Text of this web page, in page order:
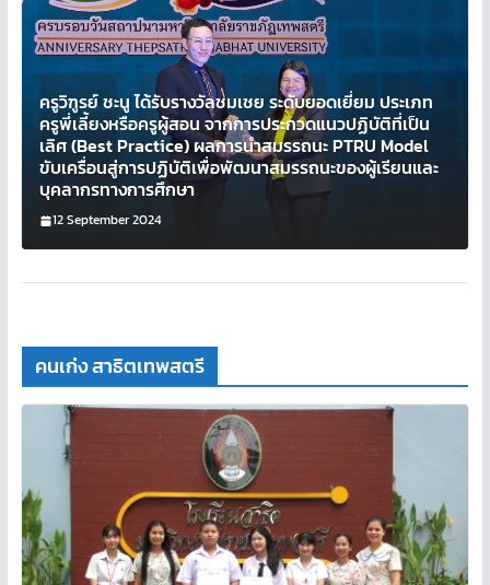
ครูวิฑูรย์ ชะนู ได้รับรางวัลชมเชย ระดับยอดเยี่ยม ประเภท
ครูพี่เลี้ยงหรือครูผู้สอน จากการประกวดแนวปฏิบัติที่เป็น
เลิศ (Best Practice) ผลการนำสมรรถนะ PTRU Model
ขับเครื่อนสู่การปฏิบัติเพื่อพัฒนาสมรรถนะของผู้เรียนและ
บุคลากรทางการศึกษา
12 September 2024
คนเก่ง สาธิตเทพสตรี